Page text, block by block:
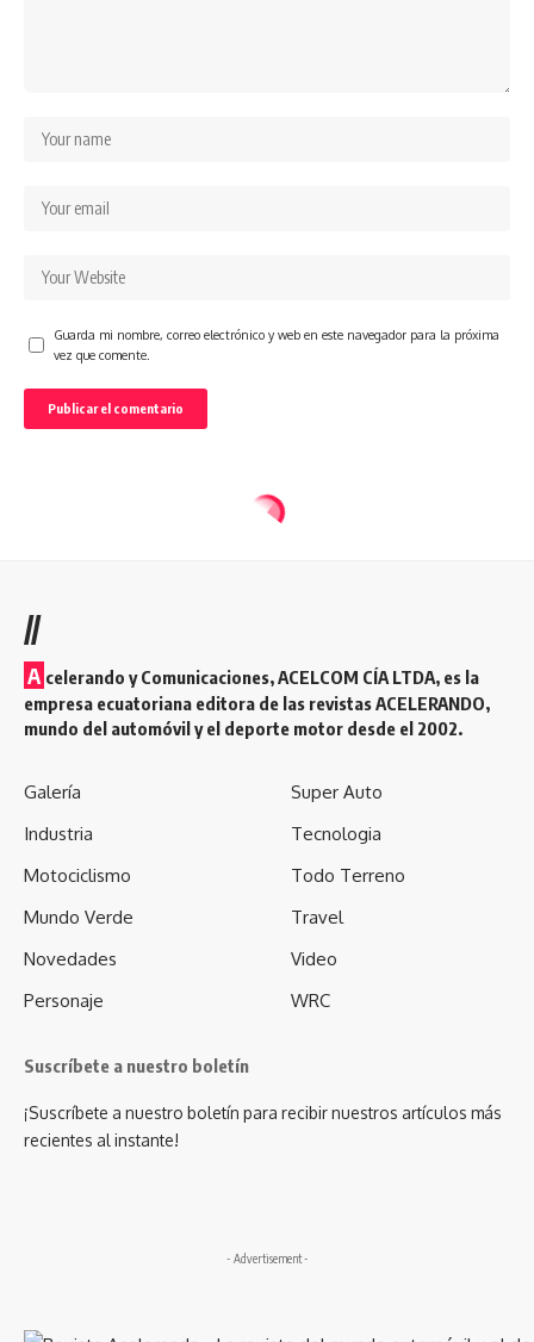
Guarda mi nombre, correo electrónico y web en este navegador para la próxima
vez que comente.
//
A celerando y Comunicaciones, ACELCOM CÍA LTDA, es la
empresa ecuatoriana editora de las revistas ACELERANDO,
mundo del automóvil y el deporte motor desde el 2002.
Galería
Industria
Motociclismo
Mundo Verde
Novedades
Personaje
Super Auto
Tecnologia
Todo Terreno
Travel
Video
WRC
Suscríbete a nuestro boletín
¡Suscríbete a nuestro boletín para recibir nuestros artículos más
recientes al instante!
- Advertisement -